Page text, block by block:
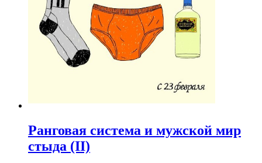
Ранговая система и мужской мир
стыда (II)